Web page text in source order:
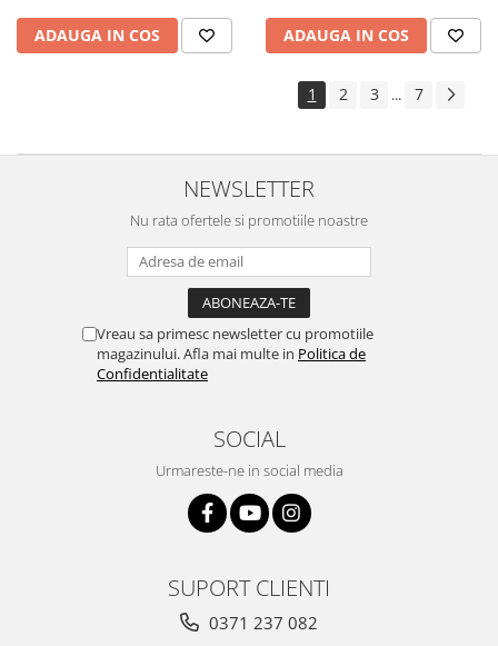
ADAUGA IN COS ADAUGA IN COS
1 2 3 ... 7
NEWSLETTER
Nu rata ofertele si promotiile noastre
Vreau sa primesc newsletter cu promotiile
magazinului. Afla mai multe in Politica de
Confidentialitate
SOCIAL
Urmareste-ne in social media
SUPORT CLIENTI
0371 237 082